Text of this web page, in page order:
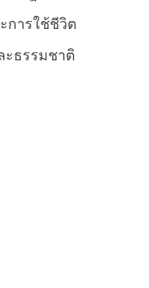
การใช้ชีวิต
ะธรรมชาติ